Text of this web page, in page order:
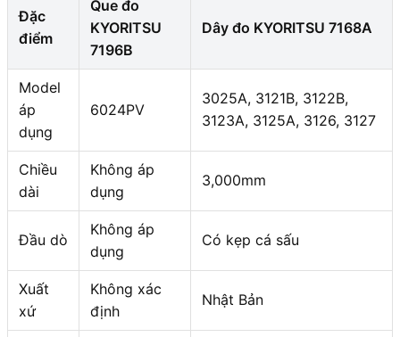
Đặc
điểm
Que đo
KYORITSU
7196B
Dây đo KYORITSU 7168A
Model
áp
dụng
6024PV
3025A, 3121B, 3122B,
3123A, 3125A, 3126, 3127
Chiều
dài
Không áp
dụng
3,000mm
Đầu dò
Không áp
dụng
Có kẹp cá sấu
Xuất
xứ
Không xác
định
Nhật Bản